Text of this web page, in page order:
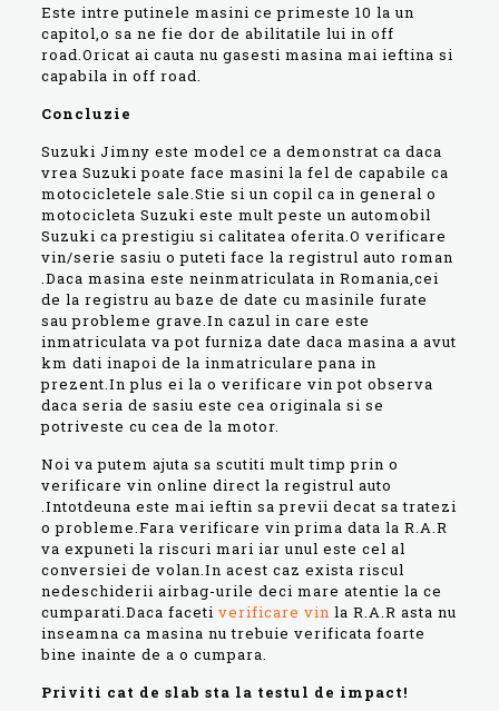
Este intre putinele masini ce primeste 10 la un
capitol,o sa ne fie dor de abilitatile lui in off
road.Oricat ai cauta nu gasesti masina mai ieftina si
capabila in off road.
Concluzie
Suzuki Jimny este model ce a demonstrat ca daca
vrea Suzuki poate face masini la fel de capabile ca
motocicletele sale.Stie si un copil ca in general o
motocicleta Suzuki este mult peste un automobil
Suzuki ca prestigiu si calitatea oferita.O verificare
vin/serie sasiu o puteti face la registrul auto roman
.Daca masina este neinmatriculata in Romania,cei
de la registru au baze de date cu masinile furate
sau probleme grave.In cazul in care este
inmatriculata va pot furniza date daca masina a avut
km dati inapoi de la inmatriculare pana in
prezent.In plus ei la o verificare vin pot observa
daca seria de sasiu este cea originala si se
potriveste cu cea de la motor.
Noi va putem ajuta sa scutiti mult timp prin o
verificare vin online direct la registrul auto
.Intotdeuna este mai ieftin sa previi decat sa tratezi
o probleme.Fara verificare vin prima data la R.A.R
va expuneti la riscuri mari iar unul este cel al
conversiei de volan.In acest caz exista riscul
nedeschiderii airbag-urile deci mare atentie la ce
cumparati.Daca faceti verificare vin la R.A.R asta nu
inseamna ca masina nu trebuie verificata foarte
bine inainte de a o cumpara.
Priviti cat de slab sta la testul de impact!